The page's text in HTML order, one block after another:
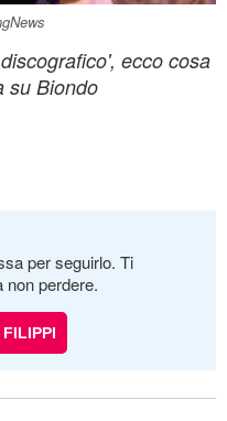
ecco cosa
su Biondo
per seguirlo. Ti
non perdere.
FILIPPI